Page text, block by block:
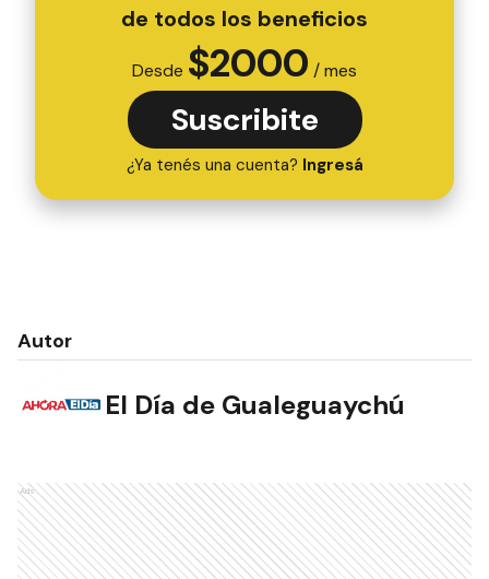
de todos los beneficios
Desde $2000 / mes
Suscribite
¿Ya tenés una cuenta? Ingresá
Autor
El Día de Gualeguaychú
Ads